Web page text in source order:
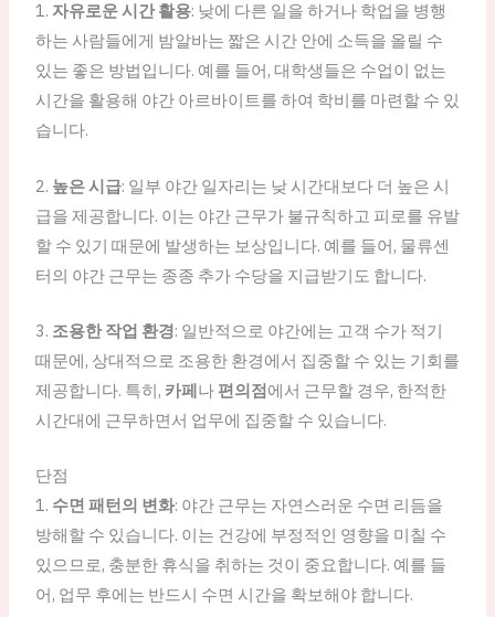
1. 자유로운 시간 활용: 낮에 다른 일을 하거나 학업을 병행
하는 사람들에게 밤알바는 짧은 시간 안에 소득을 올릴 수
있는 좋은 방법입니다. 예를 들어, 대학생들은 수업이 없는
시간을 활용해 야간 아르바이트를 하여 학비를 마련할 수 있
습니다.
2. 높은 시급: 일부 야간 일자리는 낮 시간대보다 더 높은 시
급을 제공합니다. 이는 야간 근무가 불규칙하고 피로를 유발
할 수 있기 때문에 발생하는 보상입니다. 예를 들어, 물류센
터의 야간 근무는 종종 추가 수당을 지급받기도 합니다.
3. 조용한 작업 환경: 일반적으로 야간에는 고객 수가 적기
때문에, 상대적으로 조용한 환경에서 집중할 수 있는 기회를
제공합니다. 특히, 카페나 편의점에서 근무할 경우, 한적한
시간대에 근무하면서 업무에 집중할 수 있습니다.
단점
1. 수면 패턴의 변화: 야간 근무는 자연스러운 수면 리듬을
방해할 수 있습니다. 이는 건강에 부정적인 영향을 미칠 수
있으므로, 충분한 휴식을 취하는 것이 중요합니다. 예를 들
어, 업무 후에는 반드시 수면 시간을 확보해야 합니다.